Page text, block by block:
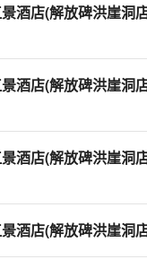
酒店(解放碑洪崖洞
酒店(解放碑洪崖洞
酒店(解放碑洪崖洞
酒店(解放碑洪崖洞